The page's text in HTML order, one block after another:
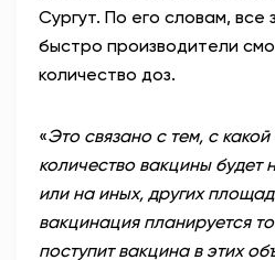
Сургут. По его словам, все
быстро производители
количество доз.
«Это связано с тем, с
количество вакцины будет
или на иных, других
вакцинация планируется
поступит вакцина в этих